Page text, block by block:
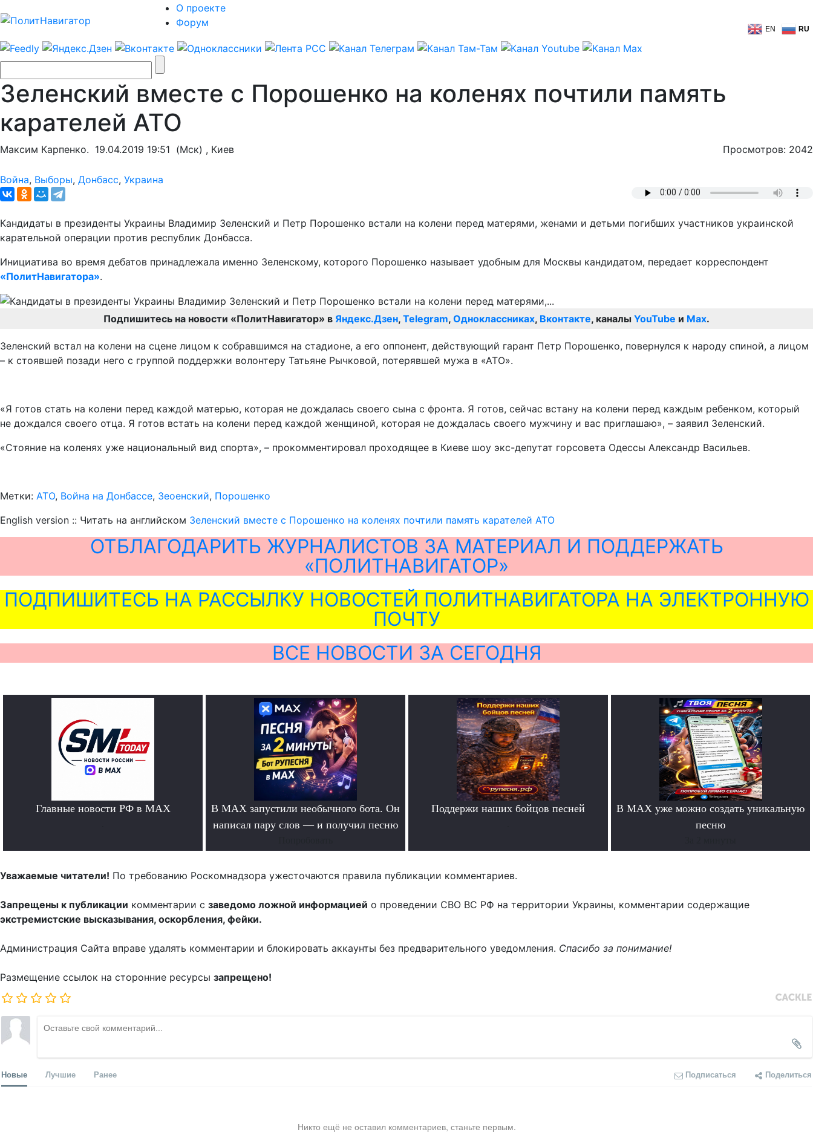
О проекте
Форум
EN RU
Зеленский вместе с Порошенко на коленях почтили память
карателей АТО
Максим Карпенко. 19.04.2019 19:51 (Мск) , Киев Просмотров: 2042
Война, Выборы, Донбасс, Украина
Кандидаты в президенты Украины Владимир Зеленский и Петр Порошенко встали на колени перед матерями, женами и детьми погибших участников украинской
карательной операции против республик Донбасса.
Инициатива во время дебатов принадлежала именно Зеленскому, которого Порошенко называет удобным для Москвы кандидатом, передает корреспондент
«ПолитНавигатора».
Подпишитесь на новости «ПолитНавигатор» в Яндекс.Дзен, Telegram, Одноклассниках, Вконтакте, каналы YouTube и Max.
Зеленский встал на колени на сцене лицом к собравшимся на стадионе, а его оппонент, действующий гарант Петр Порошенко, повернулся к народу спиной, а лицом
– к стоявшей позади него с группой поддержки волонтеру Татьяне Рычковой, потерявшей мужа в «АТО».
«Я готов стать на колени перед каждой матерью, которая не дождалась своего сына с фронта. Я готов, сейчас встану на колени перед каждым ребенком, который
не дождался своего отца. Я готов встать на колени перед каждой женщиной, которая не дождалась своего мужчину и вас приглашаю», – заявил Зеленский.
«Стояние на коленях уже национальный вид спорта», – прокомментировал проходящее в Киеве шоу экс-депутат горсовета Одессы Александр Васильев.
Метки: АТО, Война на Донбассе, Зеоенский, Порошенко
English version :: Читать на английском Зеленский вместе с Порошенко на коленях почтили память карателей АТО
ОТБЛАГОДАРИТЬ ЖУРНАЛИСТОВ ЗА МАТЕРИАЛ И ПОДДЕРЖАТЬ
«ПОЛИТНАВИГАТОР»
ПОДПИШИТЕСЬ НА РАССЫЛКУ НОВОСТЕЙ ПОЛИТНАВИГАТОРА НА ЭЛЕКТРОННУЮ
ПОЧТУ
ВСЕ НОВОСТИ ЗА СЕГОДНЯ
Главные новости РФ в MAX
В MAX запустили необычного бота. Он
написал пару слов — и получил песню
Поддержи наших бойцов песней
В MAX уже можно создать уникальную
песню
Уважаемые читатели! По требованию Роскомнадзора ужесточаются правила публикации комментариев.
Запрещены к публикации комментарии с заведомо ложной информацией о проведении СВО ВС РФ на территории Украины, комментарии содержащие
экстремистские высказывания, оскорбления, фейки.
Администрация Сайта вправе удалять комментарии и блокировать аккаунты без предварительного уведомления. Спасибо за понимание!
Размещение ссылок на сторонние ресурсы запрещено!
Новые Лучшие Ранее Подписаться Поделиться
Никто ещё не оставил комментариев, станьте первым.